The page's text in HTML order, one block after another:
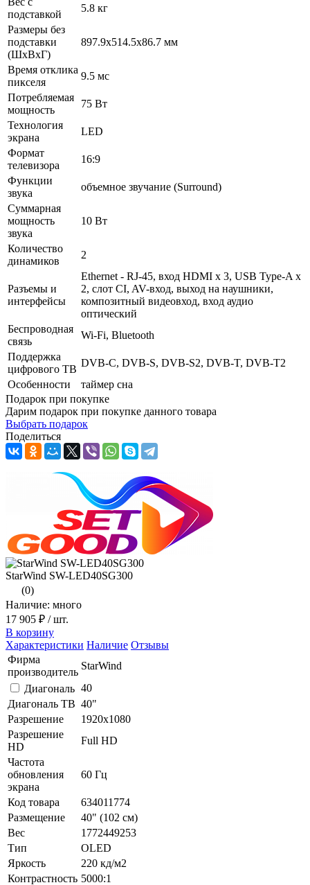
подставкой
5.8 кг
Размеры без
подставки
(ШxВxГ)
897.9x514.5x86.7 мм
Время отклика
пикселя
9.5 мс
Потребляемая
мощность
75 Вт
Технология
экрана
LED
Формат
телевизора
16:9
Функции
звука
объемное звучание (Surround)
Суммарная
мощность
звука
10 Вт
Количество
динамиков
2
Разъемы и
интерфейсы
Ethernet - RJ-45, вход HDMI x 3, USB Type-A x
2, слот CI, AV-вход, выход на наушники,
композитный видеовход, вход аудио
оптический
Беспроводная
связь
Wi-Fi, Bluetooth
Поддержка
цифрового ТВ
DVB-C, DVB-S, DVB-S2, DVB-T, DVB-T2
Особенности
таймер сна
Подарок при покупке
Дарим подарок при покупке данного товара
Выбрать подарок
Поделиться
StarWind SW-LED40SG300
(0)
Наличие: много
17 905 ₽ / шт.
В корзину
Характеристики Наличие Отзывы
Фирма
производитель
StarWind
Диагональ 40
Диагональ ТВ 40"
Разрешение
1920x1080
Разрешение
HD
Full HD
Частота
обновления
экрана
60 Гц
Код товара
634011774
Размещение
40" (102 см)
Вес
1772449253
Тип
OLED
Яркость
220 кд/м2
Контрастность 5000:1